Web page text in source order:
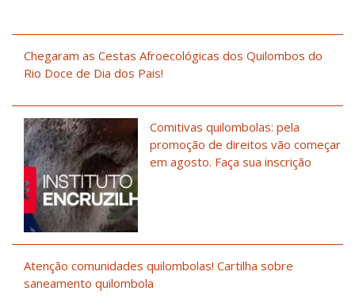
Chegaram as Cestas Afroecológicas dos Quilombos do
Rio Doce de Dia dos Pais!
Comitivas quilombolas: pela
promoção de direitos vão começar
em agosto. Faça sua inscrição
Atenção comunidades quilombolas! Cartilha sobre
saneamento quilombola